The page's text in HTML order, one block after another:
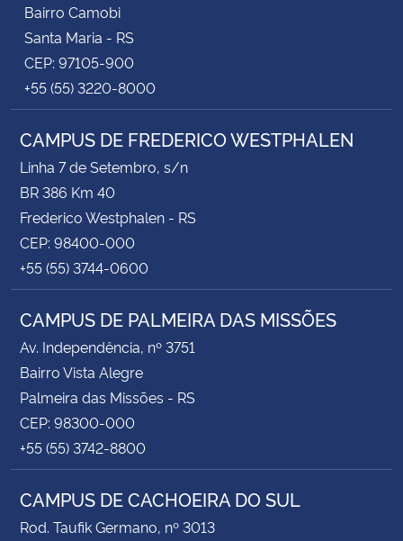
Bairro Camobi
Santa Maria - RS
CEP: 97105-900
+55 (55) 3220-8000
CAMPUS DE FREDERICO WESTPHALEN
Linha 7 de Setembro, s/n
BR 386 Km 40
Frederico Westphalen - RS
CEP: 98400-000
+55 (55) 3744-0600
CAMPUS DE PALMEIRA DAS MISSÕES
Av. Independência, nº 3751
Bairro Vista Alegre
Palmeira das Missões - RS
CEP: 98300-000
+55 (55) 3742-8800
CAMPUS DE CACHOEIRA DO SUL
Rod. Taufik Germano, nº 3013